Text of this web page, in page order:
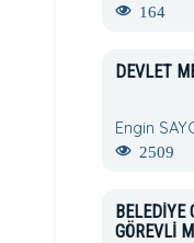
164
DEVLET
Engin
2509
BELEDİYE
GÖREVLİ